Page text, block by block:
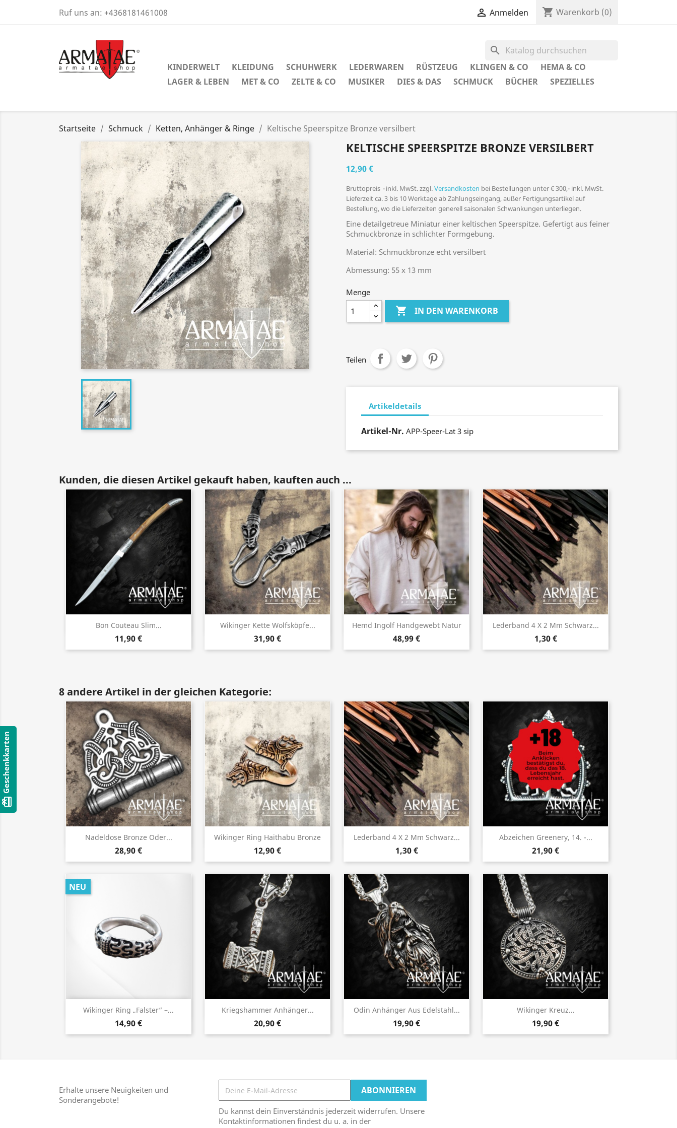
Ruf uns an: +4368181461008  Anmelden shopping_cart Warenkorb (0)
search
KINDERWELT KLEIDUNG SCHUHWERK LEDERWAREN RÜSTZEUG KLINGEN & CO
HEMA & CO
LAGER & LEBEN
MET & CO ZELTE & CO MUSIKER DIES & DAS SCHMUCK BÜCHER SPEZIELLES
Startseite Schmuck Ketten, Anhänger & Ringe Keltische Speerspitze Bronze versilbert
KELTISCHE SPEERSPITZE BRONZE VERSILBERT
12,90 €
Bruttopreis inkl. MwSt. zzgl.Versandkosten bei Bestellungen unter € 300,- inkl. MwSt.
Lieferzeit ca. 3 bis 10 Werktage ab Zahlungseingang, außer Fertigungsartikel auf
Bestellung, wo die Lieferzeiten generell saisonalen Schwankungen unterliegen.
Eine detailgetreue Miniatur einer keltischen Speerspitze. Gefertigt aus feiner
Schmuckbronze in schlichter Formgebung.
Material: Schmuckbronze echt versilbert
Abmessung: 55 x 13 mm
Menge
 IN DEN WARENKORB
Teilen
Artikeldetails
Artikel-Nr. APP-Speer-Lat 3 sip
Kunden, die diesen Artikel gekauft haben, kauften auch ...
Bon Couteau Slim...
11,90 €
Vorschau Wikinger Kette Wolfsköpfe...
31,90 €
Vorschau Hemd Ingolf Handgewebt Natur
48,99 €
Vorschau Lederband 4 X 2 Mm Schwarz...
1,30 €
Vorschau
8 andere Artikel in der gleichen Kategorie:
Nadeldose Bronze Oder...
28,90 €
Vorschau Wikinger Ring Haithabu Bronze
12,90 €
Vorschau Lederband 4 X 2 Mm Schwarz...
1,30 €
Vorschau Abzeichen Greenery, 14. -...
21,90 €
Vorschau
Wikinger Ring „Falster“ –...
14,90 €
NEU
 Vorschau Kriegshammer Anhänger...
20,90 €
Vorschau Odin Anhänger Aus Edelstahl...
19,90 €
Vorschau Wikinger Kreuz...
19,90 €
Vorschau
Erhalte unsere Neuigkeiten und
Sonderangebote!
Du kannst dein Einverständnis jederzeit widerrufen. Unsere
Kontaktinformationen findest du u. a. in der
card_giftcard
Geschenkkarten